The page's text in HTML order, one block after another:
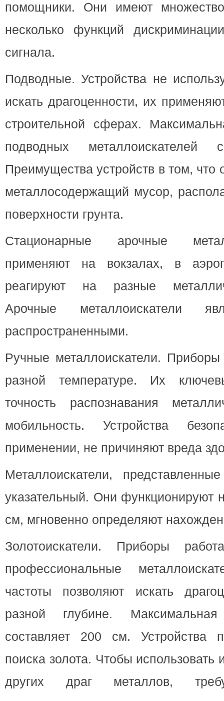
помощники. Они имеют
несколько функций
сигнала.
Подводные. Устройства не
искать драгоценности, их
строительной сферах.
подводных
Преимущества устройств в том, что
металлосодержащий мусор,
поверхности грунта.
Стационарные арочные
применяют на вокзалах, в
реагируют на разные
Арочные металлоискатели
распространенными.
Ручные металлоискатели. Приборы
разной температуре. Их
точность распознавания
мобильность. Устройства
применении, не причиняют вреда
Металлоискатели,
указательный. Они функционируют
см, мгновенно определяют
Золотоискатели. Приборы
профессиональные
частоты позволяют искать
разной глубине.
составляет 200 см. Устройства
поиска золота. Чтобы
других драг металлов,